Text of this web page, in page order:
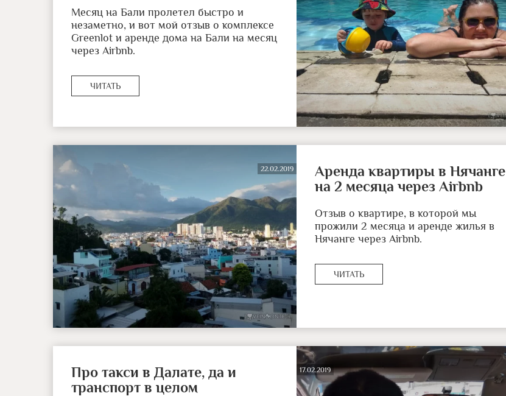
Месяц на Бали пролетел быстро и
незаметно, и вот мой отзыв о комплексе
Greenlot и аренде дома на Бали на месяц
через Airbnb.
ЧИТАТЬ
22.02.2019
Аренда квартиры в Нячанге
на 2 месяца через Airbnb
Отзыв о квартире, в которой мы
прожили 2 месяца и аренде жилья в
Нячанге через Airbnb.
ЧИТАТЬ
17.02.2019
Про такси в Далате, да и
транспорт в целом